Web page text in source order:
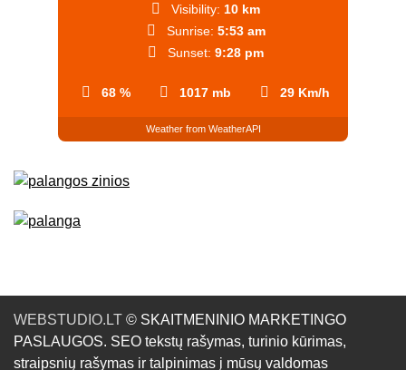
68 % 1017 mb 29 Km/h
Visibility: 10 km
Sunrise: 5:53 am
Sunset: 9:28 pm
Weather from WeatherAPI
WEBSTUDIO.LT © SKAITMENINIO MARKETINGO
PASLAUGOS. SEO tekstų rašymas, turinio kūrimas,
straipsnių rašymas ir talpinimas į mūsų valdomas